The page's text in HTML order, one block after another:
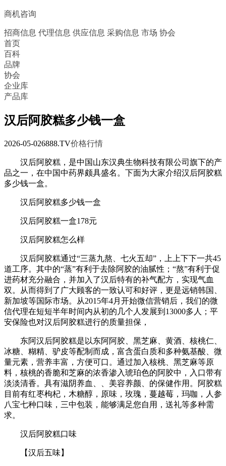
商机咨询
招商信息 代理信息 供应信息 采购信息 市场 协会
首页
百科
品牌
协会
企业库
产品库
汉后阿胶糕多少钱一盒
2026-05-026888.TV价格行情
汉后阿胶糕，是中国山东汉典生物科技有限公司旗下的产
品之一，在中国中药界颇具盛名。下面为大家介绍汉后阿胶糕
多少钱一盒。
汉后阿胶糕多少钱一盒
汉后阿胶糕一盒178元
汉后阿胶糕怎么样
汉后阿胶糕通过“三蒸九熬、七火五却”，上上下下一共45
道工序。其中的“蒸”有利于去除阿胶的油腻性；“熬”有利于促
进药材充分融合，并加入了汉后特有的补气配方，实现气血
双。从而得到了广大顾客的一致认可和好评，更是远销韩国、
新加坡等国际市场。从2015年4月开始微信营销后，我们的微
信代理在短短半年时间内从初的几个人发展到13000多人；平
安保险也对汉后阿胶糕进行的质量担保，
东阿汉后阿胶糕是以东阿阿胶、黑芝麻、黄酒、核桃仁、
冰糖、糊精、驴皮等配制而成，富含蛋白质和多种氨基酸、微
量元素，营养丰富，方便可口。通过加入核桃、黑芝麻等原
料，核桃的香脆和芝麻的浓香渗入琥珀色的阿胶中，入口带有
淡淡清香。具有滋阴养血、、美容养颜、的保健作用。阿胶糕
目前有红枣枸杞，木糖醇，原味，玫瑰，蔓越莓，玛咖，人参
八宝七种口味，三中包装，能够满足您自用，送礼等多种需
求。
汉后阿胶糕口味
【汉后五味】